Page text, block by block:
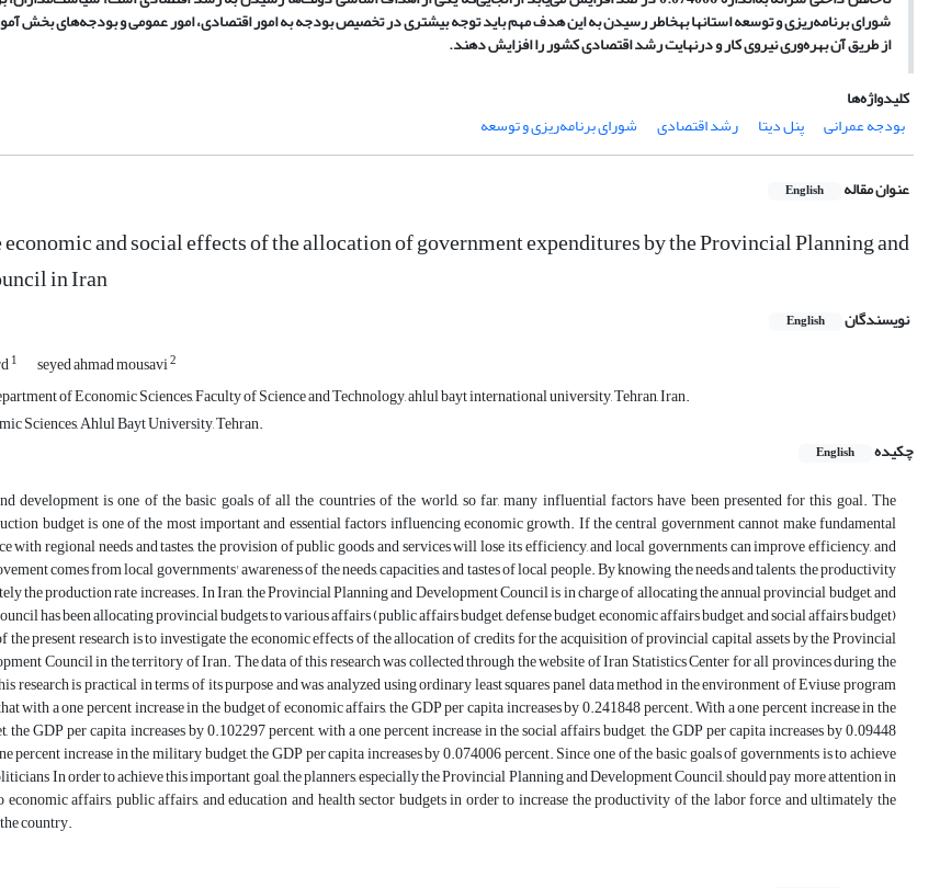
شورای برنامه‌ریزی و توسعه استانها بهخاطر رسیدن به این هدف مهم باید توجه بیشتری در تخصیص بودجه به امور اقتصادی، امور عمومی و بودجه‌های بخش
از طریق آن بهره‌وری نیروی کار و درنهایت رشد اقتصادی کشور را افزایش دهند.
کلیدواژه‌ها
بودجه عمرانی
پنل دیتا رشد اقتصادی شورای برنامه‌ریزی و توسعه
عنوان مقاله English
and social effects of the allocation of government expenditures by the Provincial Planning and
in Iran
نویسندگان English
1 seyed ahmad mousavi2
of Economic Sciences, Faculty of Science and Technology, ahlul bayt international university, Tehran, Iran.
Sciences, Ahlul Bayt University, Tehran.
چکیده
English
development is one of the basic goals of all the countries of the world, so far, many influential factors have been presented for this goal. The
budget is one of the most important and essential factors influencing economic growth. If the central government cannot make fundamental
with regional needs and tastes, the provision of public goods and services will lose its efficiency, and local governments can improve efficiency, and
comes from local governments' awareness of the needs, capacities, and tastes of local people. By knowing the needs and talents, the productivity
the production rate increases. In Iran, the Provincial Planning and Development Council is in charge of allocating the annual provincial budget, and
has been allocating provincial budgets to various affairs (public affairs budget, defense budget, economic affairs budget, and social affairs budget)
the present research is to investigate the economic effects of the allocation of credits for the acquisition of provincial capital assets by the Provincial
Council in the territory of Iran. The data of this research was collected through the website of Iran Statistics Center for all provinces during the
research is practical in terms of its purpose and was analyzed using ordinary least squares panel data method in the environment of Eviuse program
with a one percent increase in the budget of economic affairs, the GDP per capita increases by 0.241848 percent. With a one percent increase in the
the GDP per capita increases by 0.102297 percent, with a one percent increase in the social affairs budget, the GDP per capita increases by 0.09448
percent increase in the military budget, the GDP per capita increases by 0.074006 percent. Since one of the basic goals of governments is to achieve
In order to achieve this important goal, the planners, especially the Provincial Planning and Development Council, should pay more attention in
economic affairs, public affairs, and education and health sector budgets in order to increase the productivity of the labor force and ultimately the
country.